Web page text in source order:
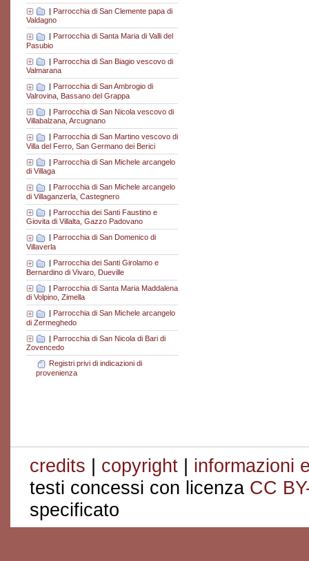
| Parrocchia di San Clemente papa di
Valdagno
| Parrocchia di Santa Maria di Valli del
Pasubio
| Parrocchia di San Biagio vescovo di
Valmarana
| Parrocchia di San Ambrogio di
Valrovina, Bassano del Grappa
| Parrocchia di San Nicola vescovo di
Villabalzana, Arcugnano
Parrocchia di San Martino vescovo di
Villa del Ferro, San Germano dei Berici
| Parrocchia di San Michele arcangelo
di Villaga
Parrocchia di San Michele arcangelo
di Villaganzerla, Castegnero
| Parrocchia dei Santi Faustino e
Giovita di Villalta, Gazzo Padovano
Parrocchia di San Domenico di
Villaverla
| Parrocchia dei Santi Girolamo e
Bernardino di Vivaro, Dueville
| Parrocchia di Santa Maria Maddalena
di Volpino, Zimella
| Parrocchia di San Michele arcangelo
di Zermeghedo
| Parrocchia di San Nicola di Bari di
Zovencedo
Registri privi di indicazioni di
provenienza
credits | copyright | informazioni
testi concessi con licenza CC
specificato